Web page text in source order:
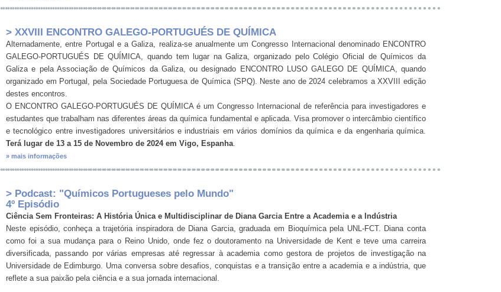
> XXVIII ENCONTRO GALEGO-PORTUGUÉS DE QUÍMICA
Alternadamente, entre Portugal e a Galiza, realiza-se anualmente um Congresso Internacional denominado ENCONTRO
GALEGO-PORTUGUÉS DE QUÍMICA, quando tem lugar na Galiza, organizado pelo Colégio Oficial de Químicos da
Galiza e pela Associação de Químicos da Galiza, ou designado ENCONTRO LUSO GALEGO DE QUÍMICA, quando
organizado em Portugal, pela Sociedade Portuguesa de Química (SPQ). Neste ano de 2024 celebramos a XXVIII edição
destes encontros.
O ENCONTRO GALEGO-PORTUGUÉS DE QUÍMICA é um Congresso Internacional de referência para investigadores e
estudantes que trabalham nas diferentes áreas da química fundamental e aplicada. Visa promover o intercâmbio científico
e tecnológico entre investigadores universitários e industriais em vários domínios da química e da engenharia química.
Terá lugar de 13 a 15 de Novembro de 2024 em Vigo, Espanha.
» mais informações
> Podcast: "Químicos Portugueses pelo Mundo"
4º Episódio
Ciência Sem Fronteiras: A História Única e Multidisciplinar de Diana Garcia Entre a Academia e a Indústria
Neste episódio, conheça a trajetória inspiradora de Diana Garcia, graduada em Bioquímica pela UNL-FCT. Diana conta
como foi a sua mudança para o Reino Unido, onde fez o doutoramento na Universidade de Kent e teve uma carreira
diversificada, passando por várias empresas até regressar à academia como gestora de projetos de investigação na
Universidade de Edimburgo. Uma conversa sobre desafios, conquistas e a transição entre a academia e a indústria, que
reflete a sua paixão pela ciência e a sua jornada internacional.